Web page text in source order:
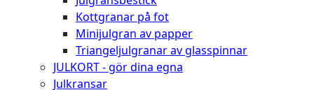
Kottgranar på fot
Minijulgran av papper
Triangeljulgranar av glasspinnar
JULKORT - gör dina egna
Julkransar